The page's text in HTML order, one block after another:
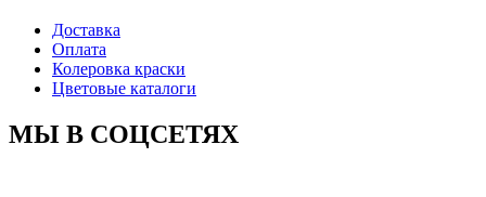
Доставка
Оплата
Колеровка краски
Цветовые каталоги
МЫ В СОЦСЕТЯХ